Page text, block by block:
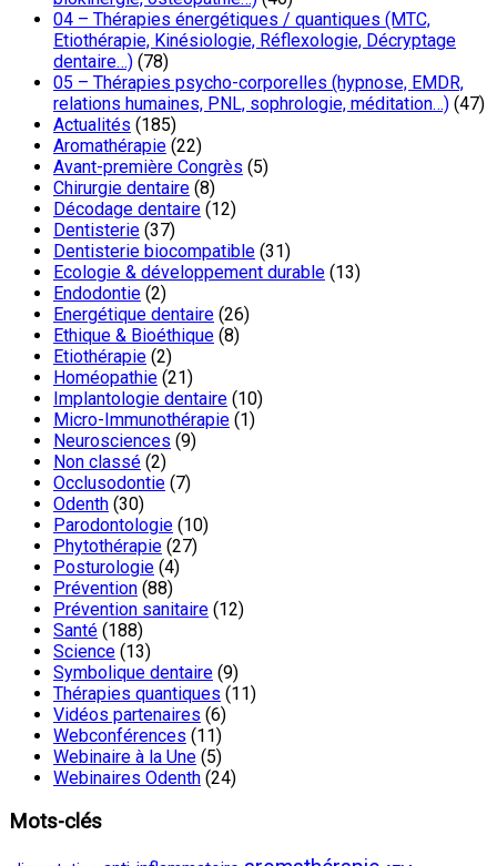
04 – Thérapies énergétiques / quantiques (MTC,
Etiothérapie, Kinésiologie, Réflexologie, Décryptage
dentaire…) (78)
05 – Thérapies psycho-corporelles (hypnose, EMDR,
relations humaines, PNL, sophrologie, méditation…) (47)
Actualités (185)
Aromathérapie (22)
Avant-première Congrès (5)
Chirurgie dentaire (8)
Décodage dentaire (12)
Dentisterie (37)
Dentisterie biocompatible (31)
Ecologie & développement durable (13)
Endodontie (2)
Energétique dentaire (26)
Ethique & Bioéthique (8)
Etiothérapie (2)
Homéopathie (21)
Implantologie dentaire (10)
Micro-Immunothérapie (1)
Neurosciences (9)
Non classé (2)
Occlusodontie (7)
Odenth (30)
Parodontologie (10)
Phytothérapie (27)
Posturologie (4)
Prévention (88)
Prévention sanitaire (12)
Santé (188)
Science (13)
Symbolique dentaire (9)
Thérapies quantiques (11)
Vidéos partenaires (6)
Webconférences (11)
Webinaire à la Une (5)
Webinaires Odenth (24)
Mots-clés